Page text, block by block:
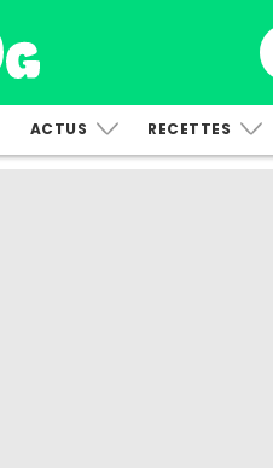
ACTUS RECETTES